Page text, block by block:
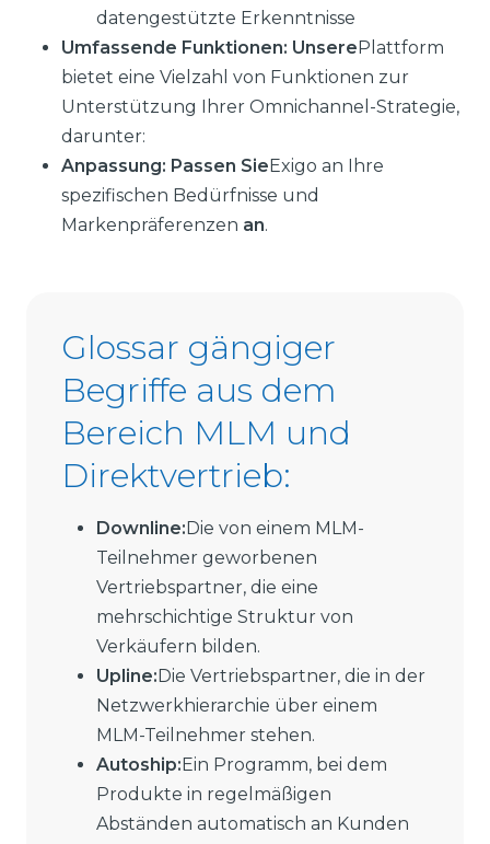
datengestützte Erkenntnisse
Umfassende Funktionen: UnserePlattform
bietet eine Vielzahl von Funktionen zur
Unterstützung Ihrer Omnichannel-Strategie,
darunter:
Anpassung: Passen SieExigo an Ihre
spezifischen Bedürfnisse und
Markenpräferenzen an.
Glossar gängiger
Begriffe aus dem
Bereich MLM und
Direktvertrieb:
Downline:Die von einem MLM-
Teilnehmer geworbenen
Vertriebspartner, die eine
mehrschichtige Struktur von
Verkäufern bilden.
Upline:Die Vertriebspartner, die in der
Netzwerkhierarchie über einem
MLM-Teilnehmer stehen.
Autoship:Ein Programm, bei dem
Produkte in regelmäßigen
Abständen automatisch an Kunden